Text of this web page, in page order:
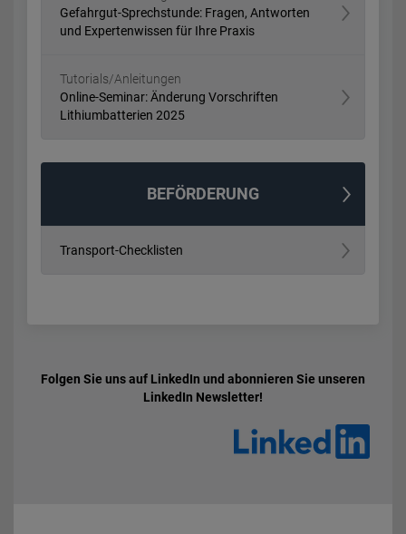
Gefahrgut-Sprechstunde: Fragen, Antworten
und Expertenwissen für Ihre Praxis
Tutorials/Anleitungen
Online-Seminar: Änderung Vorschriften
Lithiumbatterien 2025
BEFÖRDERUNG
Transport-Checklisten
Folgen Sie uns auf LinkedIn und abonnieren Sie unseren
LinkedIn Newsletter!